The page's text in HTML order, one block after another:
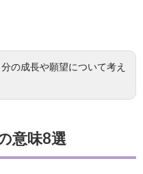
の成長や願望について考え
意味8選